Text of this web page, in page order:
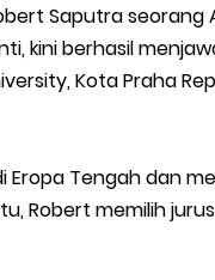
Saputra seorang
kini berhasil
Kota Praha
Eropa Tengah dan
Robert memilih